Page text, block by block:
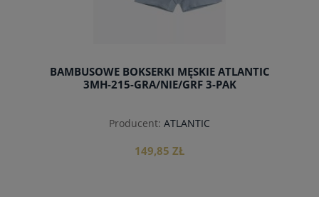
BAMBUSOWE BOKSERKI MĘSKIE ATLANTIC
3MH-215-GRA/NIE/GRF 3-PAK
Producent: ATLANTIC
149,85 ZŁ